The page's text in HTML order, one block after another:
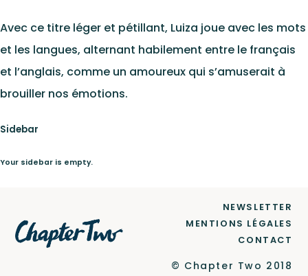
Le Label
Newsletter
Contact
Avec ce titre léger et pétillant, Luiza joue avec les mots
et les langues, alternant habilement entre le français
et l’anglais, comme un amoureux qui s’amuserait à
brouiller nos émotions.
Sidebar
Your sidebar is empty.
NEWSLETTER
MENTIONS LÉGALES
CONTACT
© Chapter Two 2018
Ce site est protégé par reCAPTCHA et Google
Politique de confidentialité